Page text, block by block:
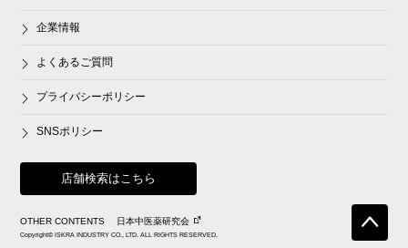
企業情報
よくあるご質問
プライバシーポリシー
SNSポリシー
店舗検索はこちら
OTHER CONTENTS 日本中医薬研究会
Copyright© ISKRA INDUSTRY CO., LTD. ALL RIGHTS RESERVED.